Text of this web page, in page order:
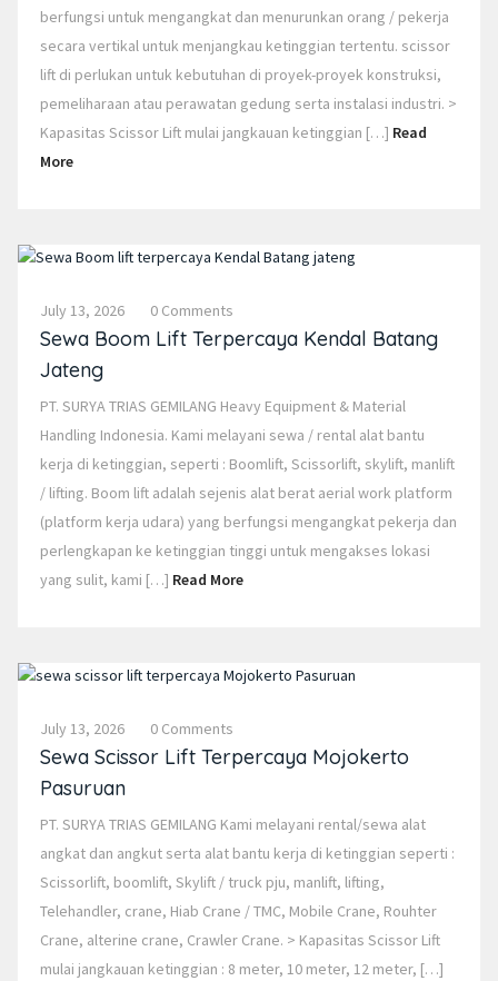
berfungsi untuk mengangkat dan menurunkan orang / pekerja
secara vertikal untuk menjangkau ketinggian tertentu. scissor
lift di perlukan untuk kebutuhan di proyek-proyek konstruksi,
pemeliharaan atau perawatan gedung serta instalasi industri. >
Kapasitas Scissor Lift mulai jangkauan ketinggian […] Read
More
July 13, 2026 0 Comments
Sewa Boom Lift Terpercaya Kendal Batang
Jateng
PT. SURYA TRIAS GEMILANG Heavy Equipment & Material
Handling Indonesia. Kami melayani sewa / rental alat bantu
kerja di ketinggian, seperti : Boomlift, Scissorlift, skylift, manlift
/ lifting. Boom lift adalah sejenis alat berat aerial work platform
(platform kerja udara) yang berfungsi mengangkat pekerja dan
perlengkapan ke ketinggian tinggi untuk mengakses lokasi
yang sulit, kami […] Read More
July 13, 2026 0 Comments
Sewa Scissor Lift Terpercaya Mojokerto
Pasuruan
PT. SURYA TRIAS GEMILANG Kami melayani rental/sewa alat
angkat dan angkut serta alat bantu kerja di ketinggian seperti :
Scissorlift, boomlift, Skylift / truck pju, manlift, lifting,
Telehandler, crane, Hiab Crane / TMC, Mobile Crane, Rouhter
Crane, alterine crane, Crawler Crane. > Kapasitas Scissor Lift
mulai jangkauan ketinggian : 8 meter, 10 meter, 12 meter, […]